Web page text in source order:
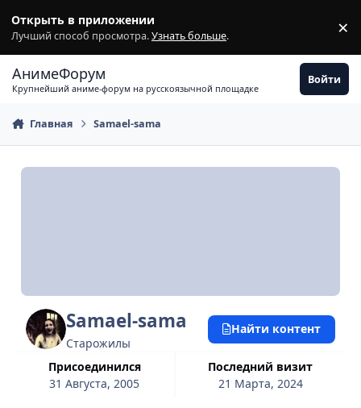
Открыть в приложении
Лучший способ просмотра.Узнать больше. ×
АнимеФорум
Крупнейший аниме-форум на русскоязычной площадке
Войти
Главная Samael-sama
Samael-sama
Старожилы
Присоединился
31 Августа, 2005
Последний визит
21 Марта, 2024
Найти контент